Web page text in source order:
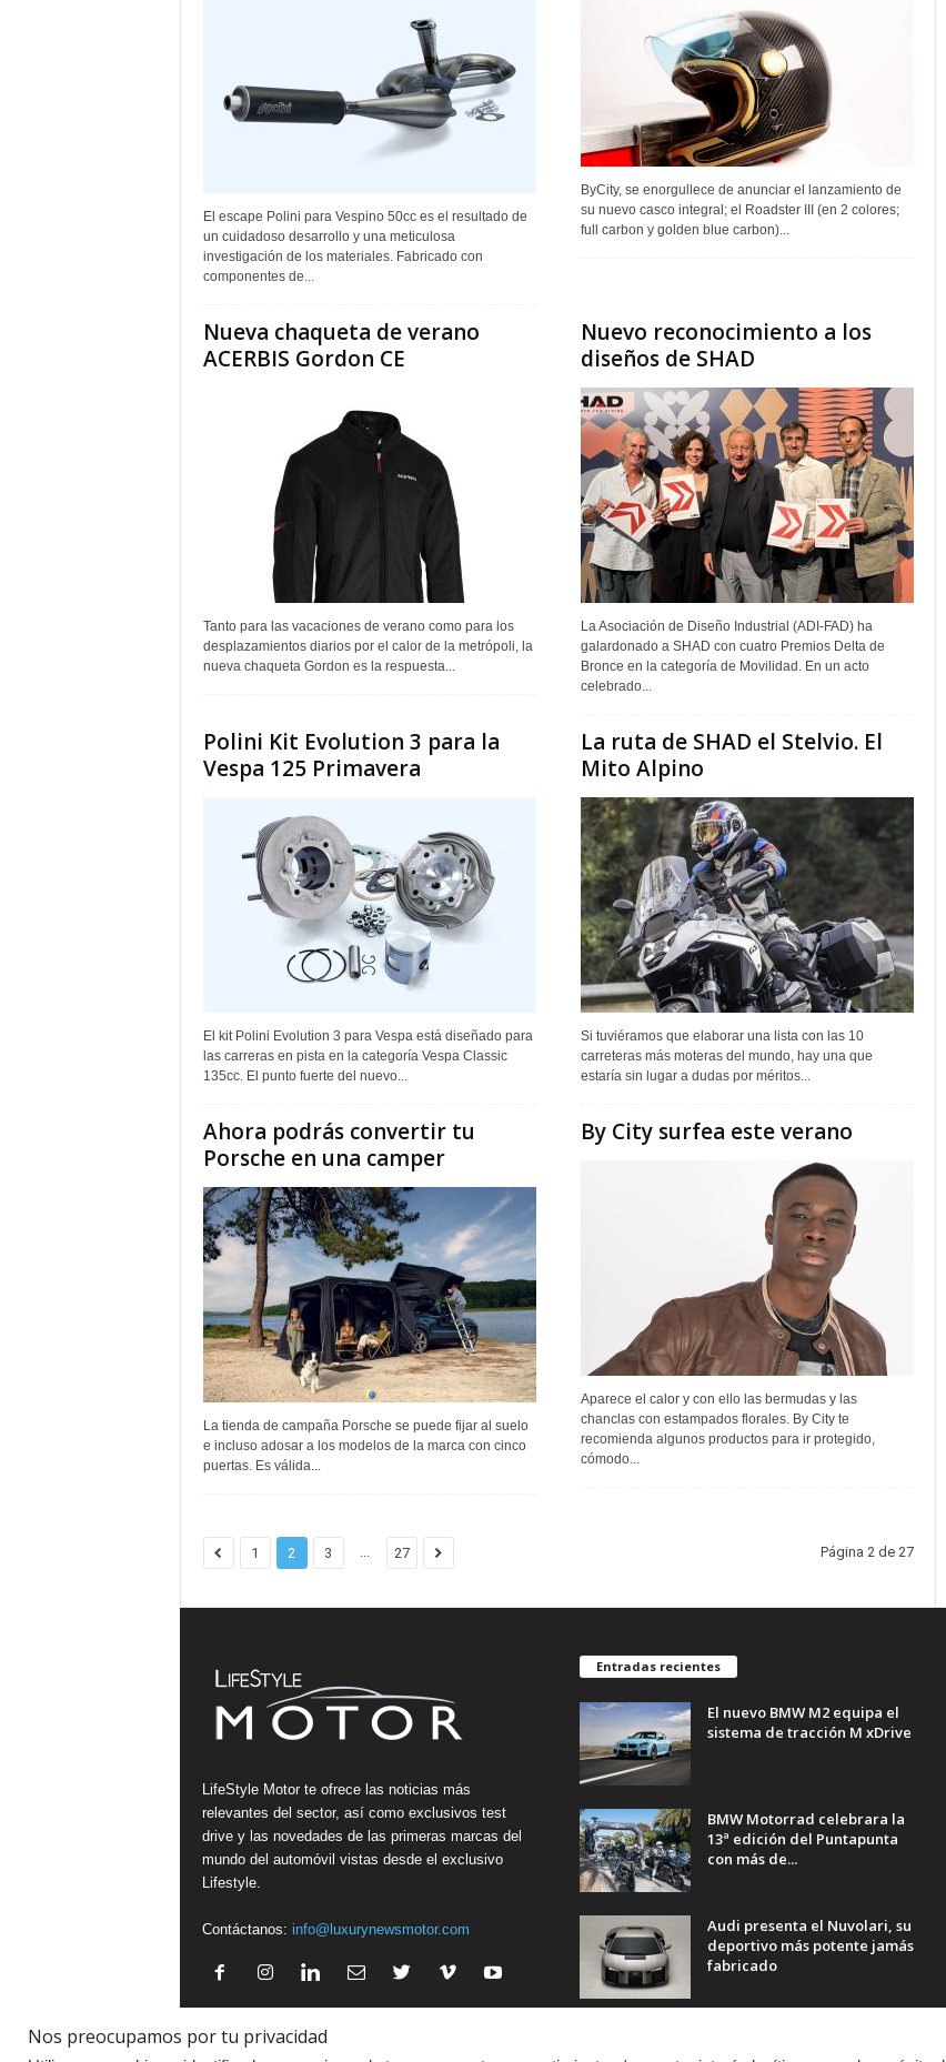
El escape Polini para Vespino 50cc es el resultado de
un cuidadoso desarrollo y una meticulosa
investigación de los materiales. Fabricado con
componentes de...
ByCity, se enorgullece de anunciar el lanzamiento de
su nuevo casco integral; el Roadster III (en 2 colores;
full carbon y golden blue carbon)...
Nueva chaqueta de verano
ACERBIS Gordon CE
Tanto para las vacaciones de verano como para los
desplazamientos diarios por el calor de la metrópoli, la
nueva chaqueta Gordon es la respuesta...
Nuevo reconocimiento a los
diseños de SHAD
La Asociación de Diseño Industrial (ADI-FAD) ha
galardonado a SHAD con cuatro Premios Delta de
Bronce en la categoría de Movilidad. En un acto
celebrado...
Polini Kit Evolution 3 para la
Vespa 125 Primavera
El kit Polini Evolution 3 para Vespa está diseñado para
las carreras en pista en la categoría Vespa Classic
135cc. El punto fuerte del nuevo...
La ruta de SHAD el Stelvio. El
Mito Alpino
Si tuviéramos que elaborar una lista con las 10
carreteras más moteras del mundo, hay una que
estaría sin lugar a dudas por méritos...
Ahora podrás convertir tu
Porsche en una camper
La tienda de campaña Porsche se puede fijar al suelo
e incluso adosar a los modelos de la marca con cinco
puertas. Es válida...
By City surfea este verano
Aparece el calor y con ello las bermudas y las
chanclas con estampados florales. By City te
recomienda algunos productos para ir protegido,
cómodo...
1 2 3 ... 27 Página 2 de 27
LifeStyle Motor te ofrece las noticias más
relevantes del sector, así como exclusivos test
drive y las novedades de las primeras marcas del
mundo del automóvil vistas desde el exclusivo
Lifestyle.
Contáctanos: info@luxurynewsmotor.com
Entradas recientes
El nuevo BMW M2 equipa el
sistema de tracción M xDrive
BMW Motorrad celebrara la
13ª edición del Puntapunta
con más de...
Audi presenta el Nuvolari, su
deportivo más potente jamás
fabricado
Nos preocupamos por tu privacidad